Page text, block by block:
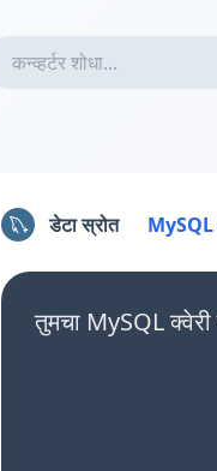
डेटा स्रोत MySQL
तुमचा MySQL